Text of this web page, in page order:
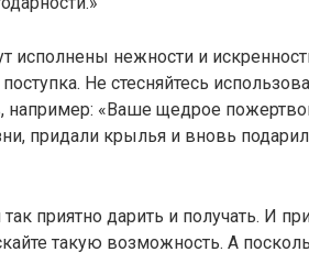
исполнены нежности и
Не стесняйтесь
например: «Ваше щедрое
придали крылья и вновь
приятно дарить и получать. И
такую возможность. А